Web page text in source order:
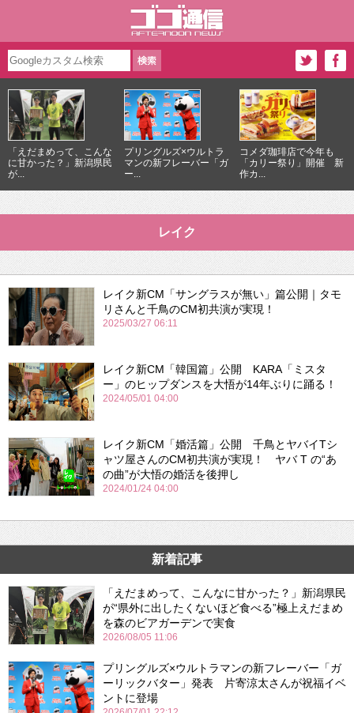
「えだまめって、こんな
に甘かった？」新潟県民
が...
プリングルズ×ウルトラ
マンの新フレーバー「ガ
ー...
コメダ珈琲店で今年も
「カリー祭り」開催 新
作カ...
レイク
レイク新CM「サングラスが無い」篇公開｜タモ
リさんと千鳥のCM初共演が実現！
2025/03/27 06:11
レイク新CM「韓国篇」公開 KARA「ミスタ
ー」のヒップダンスを大悟が14年ぶりに踊る！
2024/05/01 04:00
レイク新CM「婚活篇」公開 千鳥とヤバイTシ
ャツ屋さんのCM初共演が実現！ ヤバ T の“あ
の曲”が大悟の婚活を後押し
2024/01/24 04:00
新着記事
「えだまめって、こんなに甘かった？」新潟県民
が“県外に出したくないほど食べる”極上えだまめ
を森のビアガーデンで実食
2026/08/05 11:06
プリングルズ×ウルトラマンの新フレーバー「ガ
ーリックバター」発表 片寄涼太さんが祝福イベ
ントに登場